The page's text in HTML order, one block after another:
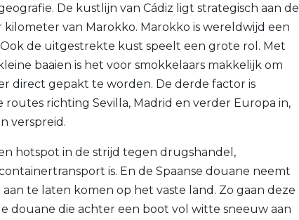
De kustlijn van Cádiz ligt strategisch aan de
kilometer van Marokko. Marokko is wereldwijd een
de uitgestrekte kust speelt een grote rol. Met
baaien is het voor smokkelaars makkelijk om
direct gepakt te worden. De derde factor is
routes richting Sevilla, Madrid en verder Europa in,
verspreid.
hotspot in de strijd tegen drugshandel,
is. En de Spaanse douane neemt
te laten komen op het vaste land. Zo gaan deze
douane die achter een boot vol witte sneeuw aan